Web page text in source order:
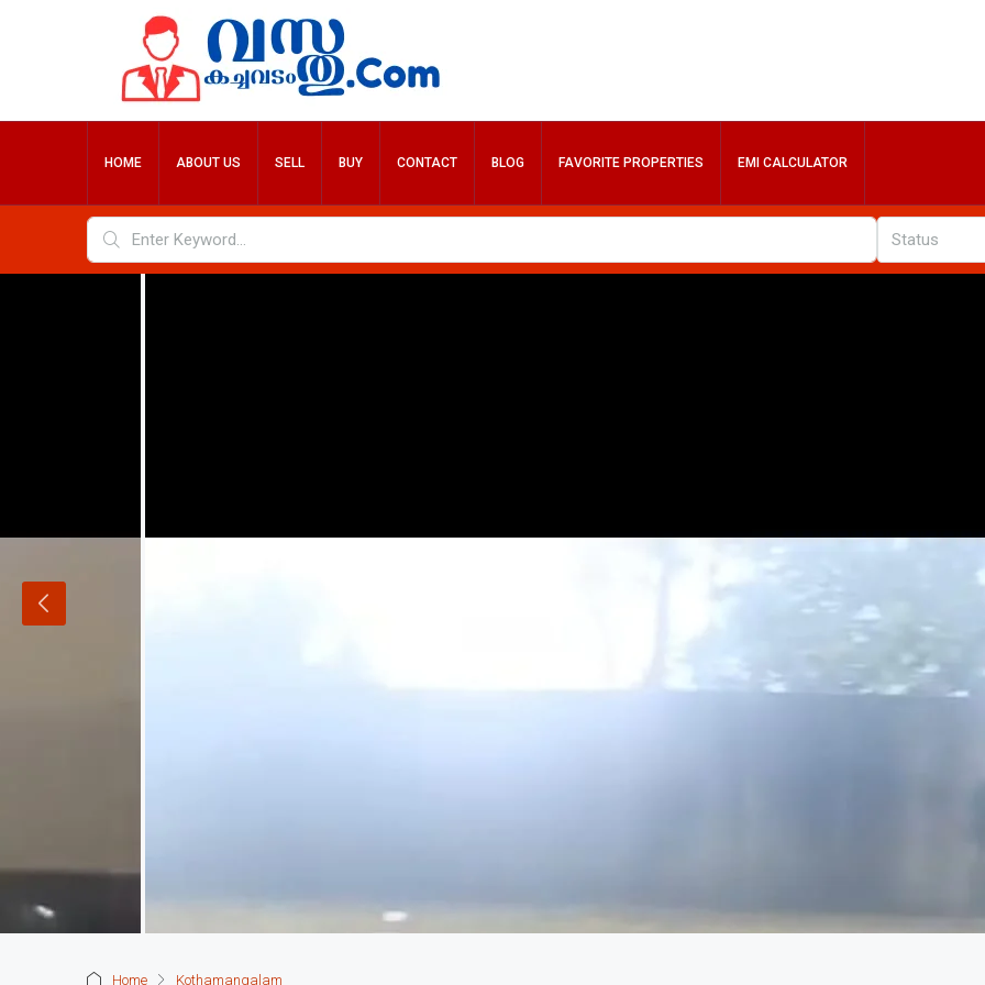
HOME ABOUT US SELL BUY CONTACT BLOG FAVORITE PROPERTIES EMI CALCULATOR
Status
Home Kothamangalam